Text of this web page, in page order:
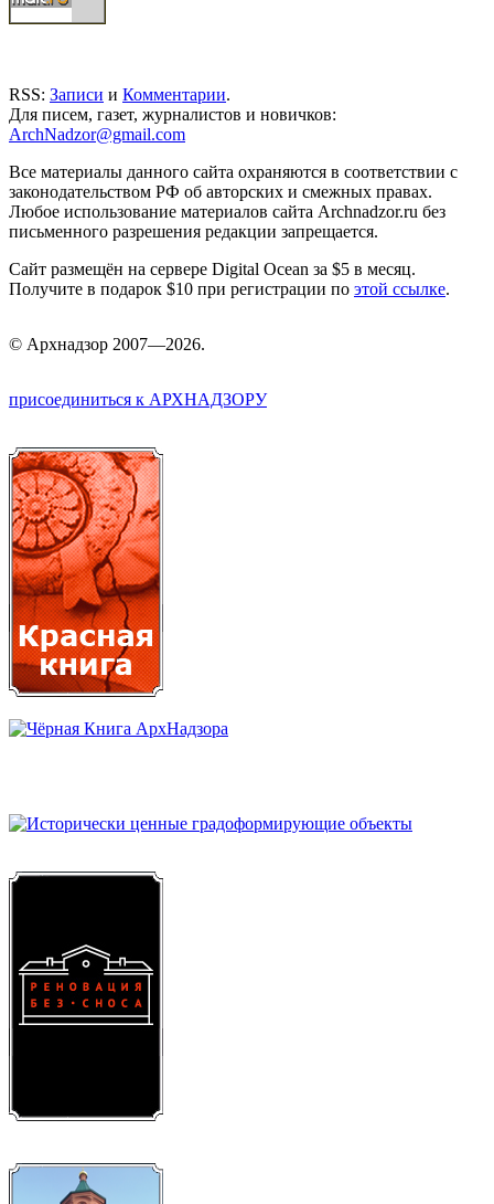
RSS: Записи и Комментарии.
Для писем, газет, журналистов и новичков:
ArchNadzor@gmail.com
Все материалы данного сайта охраняются в соответствии с
законодательством РФ об авторских и смежных правах.
Любое использование материалов сайта Archnadzor.ru без
письменного разрешения редакции запрещается.
Сайт размещён на сервере Digital Ocean за $5 в месяц.
Получите в подарок $10 при регистрации по этой ссылке.
© Архнадзор 2007—2026.
присоединиться к АРХНАДЗОРУ